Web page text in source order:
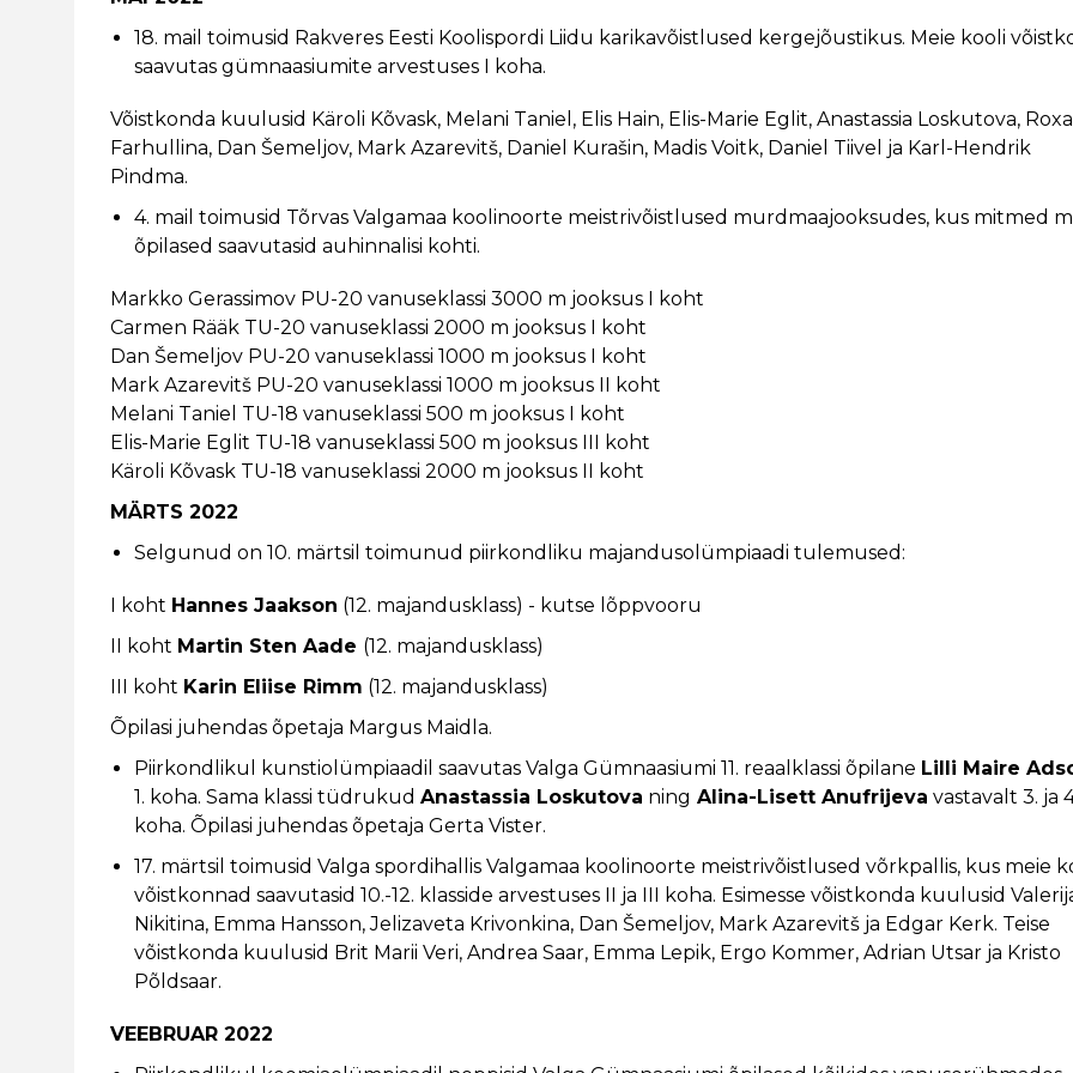
18. mail toimusid Rakveres Eesti Koolispordi Liidu karikavõistlused kergejõustikus. Meie kooli
saavutas gümnaasiumite arvestuses I koha.
Võistkonda kuulusid Käroli Kõvask, Melani Taniel, Elis Hain, Elis-Marie Eglit, Anastassia Loskutova,
Farhullina, Dan Šemeljov, Mark Azarevitš, Daniel Kurašin, Madis Voitk, Daniel Tiivel ja Karl-Hendrik
Pindma.
4. mail toimusid Tõrvas Valgamaa koolinoorte meistrivõistlused murdmaajooksudes, kus mitmed
õpilased saavutasid auhinnalisi kohti.
Markko Gerassimov PU-20 vanuseklassi 3000 m jooksus I koht
Carmen Rääk TU-20 vanuseklassi 2000 m jooksus I koht
Dan Šemeljov PU-20 vanuseklassi 1000 m jooksus I koht
Mark Azarevitš PU-20 vanuseklassi 1000 m jooksus II koht
Melani Taniel TU-18 vanuseklassi 500 m jooksus I koht
Elis-Marie Eglit TU-18 vanuseklassi 500 m jooksus III koht
Käroli Kõvask TU-18 vanuseklassi 2000 m jooksus II koht
MÄRTS 2022
Selgunud on 10. märtsil toimunud piirkondliku majandusolümpiaadi tulemused:
I koht Hannes Jaakson (12. majandusklass) - kutse lõppvooru
II koht Martin Sten Aade (12. majandusklass)
III koht Karin Eliise Rimm (12. majandusklass)
Õpilasi juhendas õpetaja Margus Maidla.
Piirkondlikul kunstiolümpiaadil saavutas Valga Gümnaasiumi 11. reaalklassi õpilane Lilli Maire
1. koha. Sama klassi tüdrukud Anastassia Loskutova ning Alina-Lisett Anufrijeva vastavalt 3. ja
koha. Õpilasi juhendas õpetaja Gerta Vister.
17. märtsil toimusid Valga spordihallis Valgamaa koolinoorte meistrivõistlused võrkpallis, kus meie
võistkonnad saavutasid 10.-12. klasside arvestuses II ja III koha. Esimesse võistkonda kuulusid
Nikitina, Emma Hansson, Jelizaveta Krivonkina, Dan Šemeljov, Mark Azarevitš ja Edgar Kerk. Teise
võistkonda kuulusid Brit Marii Veri, Andrea Saar, Emma Lepik, Ergo Kommer, Adrian Utsar ja Kristo
Põldsaar.
VEEBRUAR 2022